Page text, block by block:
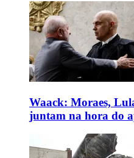
Waack: Moraes,
juntam na hora do